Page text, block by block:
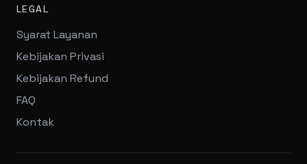
LEGAL
Syarat Layanan
Kebijakan Privasi
Kebijakan Refund
FAQ
Kontak